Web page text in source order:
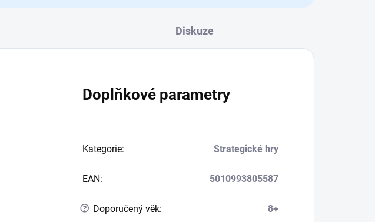
Diskuze
Doplňkové parametry
Kategorie: Strategické hry
EAN: 5010993805587
? Doporučený věk: 8+